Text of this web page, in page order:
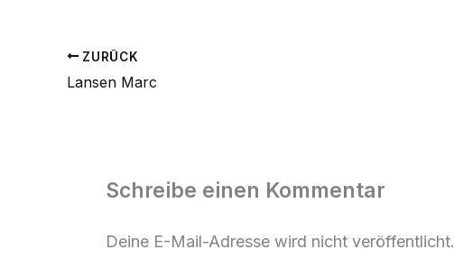
ZURÜCK
Lansen Marc
Schreibe einen Kommentar
Deine E-Mail-Adresse wird nicht veröffentlicht.